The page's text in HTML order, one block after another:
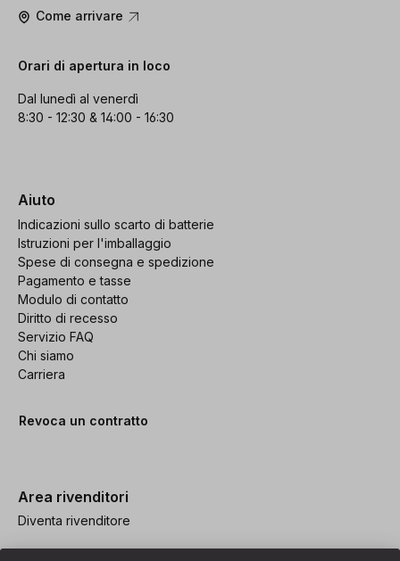
Come arrivare
Orari di apertura in loco
Dal lunedì al venerdì
8:30 - 12:30 & 14:00 - 16:30
Aiuto
Indicazioni sullo scarto di batterie
Istruzioni per l'imballaggio
Spese di consegna e spedizione
Pagamento e tasse
Modulo di contatto
Diritto di recesso
Servizio FAQ
Chi siamo
Carriera
Revoca un contratto
Area rivenditori
Diventa rivenditore